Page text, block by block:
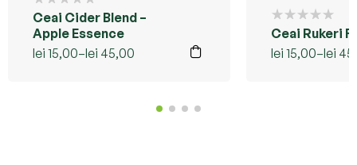
Ceai Cider Blend –
Apple Essence
lei 15,00–lei 45,00
Ceai Rukeri
lei 15,00–lei